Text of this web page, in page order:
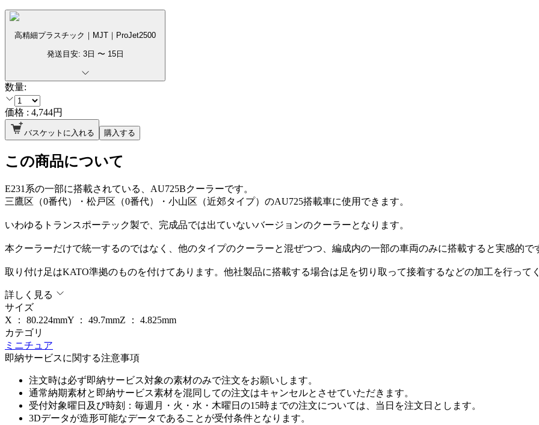
高精細プラスチック｜MJT｜ProJet2500
発送目安: 3日 〜 15日
数量:
価格 : 4,744円
バスケットに入れる 購入する
この商品について
E231系の一部に搭載されている、AU725Bクーラーです。
三鷹区（0番代）・松戸区（0番代）・小山区（近郊タイプ）のAU725搭載車に使用できます。
いわゆるトランスポーテック製で、完成品では出ていないバージョンのクーラーとなります。
本クーラーだけで統一するのではなく、他のタイプのクーラーと混ぜつつ、編成内の一部の車両のみに搭載すると実感的で
取り付け足はKATO準拠のものを付けてあります。他社製品に搭載する場合は足を切り取って接着するなどの加工を行って
詳しく見る
サイズ
X ： 80.224mmY ： 49.7mmZ ： 4.825mm
カテゴリ
ミニチュア
即納サービスに関する注意事項
注文時は必ず即納サービス対象の素材のみで注文をお願いします。
通常納期素材と即納サービス素材を混同しての注文はキャンセルとさせていただきます。
受付対象曜日及び時刻：毎週月・火・水・木曜日の15時までの注文については、当日を注文日とします。
3Dデータが造形可能なデータであることが受付条件となります。